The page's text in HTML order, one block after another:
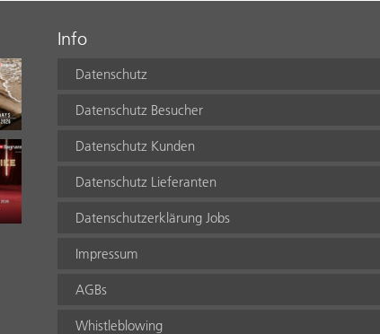
Info
Datenschutz
Datenschutz Besucher
Datenschutz Kunden
Datenschutz Lieferanten
Datenschutzerklärung Jobs
Impressum
AGBs
Whistleblowing